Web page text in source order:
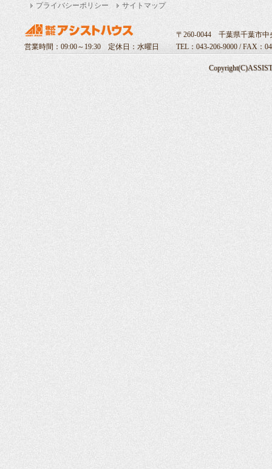
プライバシーポリシー サイトマップ
営業時間：09:00～19:30 定休日：水曜日
〒260-0044 千葉県千葉市中
TEL：043-206-9000 / FAX：